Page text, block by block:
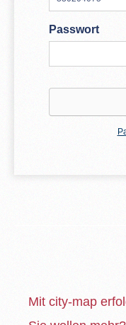
Passwort
Mit city-map